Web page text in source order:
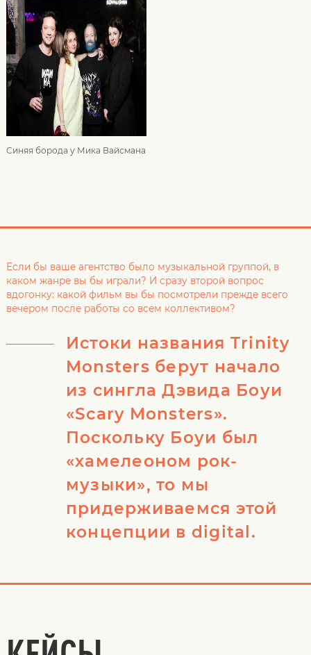
Cиняя борода у Мика Вайсмана
Если бы ваше агентство было музыкальной группой, в
каком жанре вы бы играли? И сразу второй вопрос
вдогонку: какой фильм вы бы посмотрели прежде всего
вечером после работы со всем коллективом?
Истоки названия Trinity
Monsters берут начало
из сингла Дэвида Боуи
«Scary Monsters».
Поскольку Боуи был
«хамелеоном рок-
музыки», то мы
придерживаемся этой
концепции в digital.